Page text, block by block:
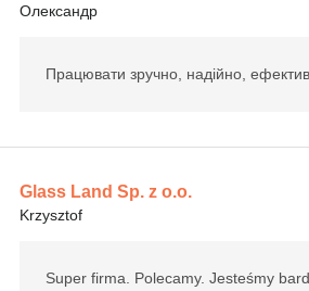
Олександр
Працювати зручно, надійно,
Glass Land Sp. z o.o.
Krzysztof
Super firma. Polecamy. Jesteśmy